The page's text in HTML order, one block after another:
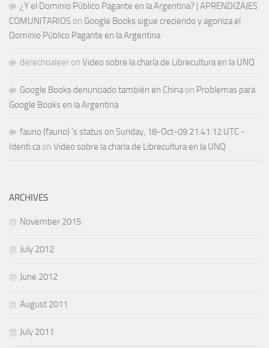
¿Y el Dominio Público Pagante en la Argentina? | APRENDIZAJES
COMUNITARIOS on Google Books sigue creciendo y agoniza el
Dominio Público Pagante en la Argentina
derechoaleer on Video sobre la charla de Librecultura en la UNQ
Google Books denunciado también en Chinaon Problemas para
Google Books en la Argentina
fauno (fauno) 's status on Sunday, 18-Oct-09 21:41:12 UTC -
Identi.caon Video sobre la charla de Librecultura en la UNQ
ARCHIVES
November 2015
July 2012
June 2012
August 2011
July 2011